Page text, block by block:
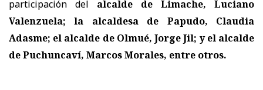
participación del alcalde de Limache, Luciano
Valenzuela; la alcaldesa de Papudo, Claudia
Adasme; el alcalde de Olmué, Jorge Jil; y el alcalde
de Puchuncaví, Marcos Morales, entre otros.